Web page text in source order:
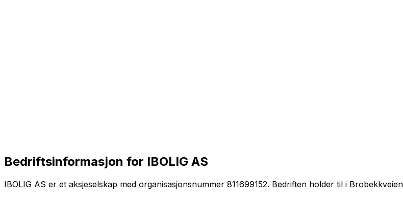
Bedriftsinformasjon for IBOLIG AS
IBOLIG AS er et aksjeselskap med organisasjonsnummer 811699152. Bedriften holder til i